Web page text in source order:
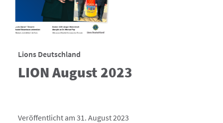
Lions Deutschland
LION August 2023
Veröffentlicht am 31. August 2023